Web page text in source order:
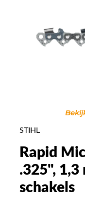
STIHL
Rapid
.325", 1,3
schakels